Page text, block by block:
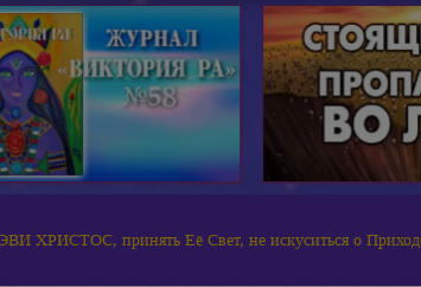
ХРИСТОС, принять Её Свет, не искуситься о